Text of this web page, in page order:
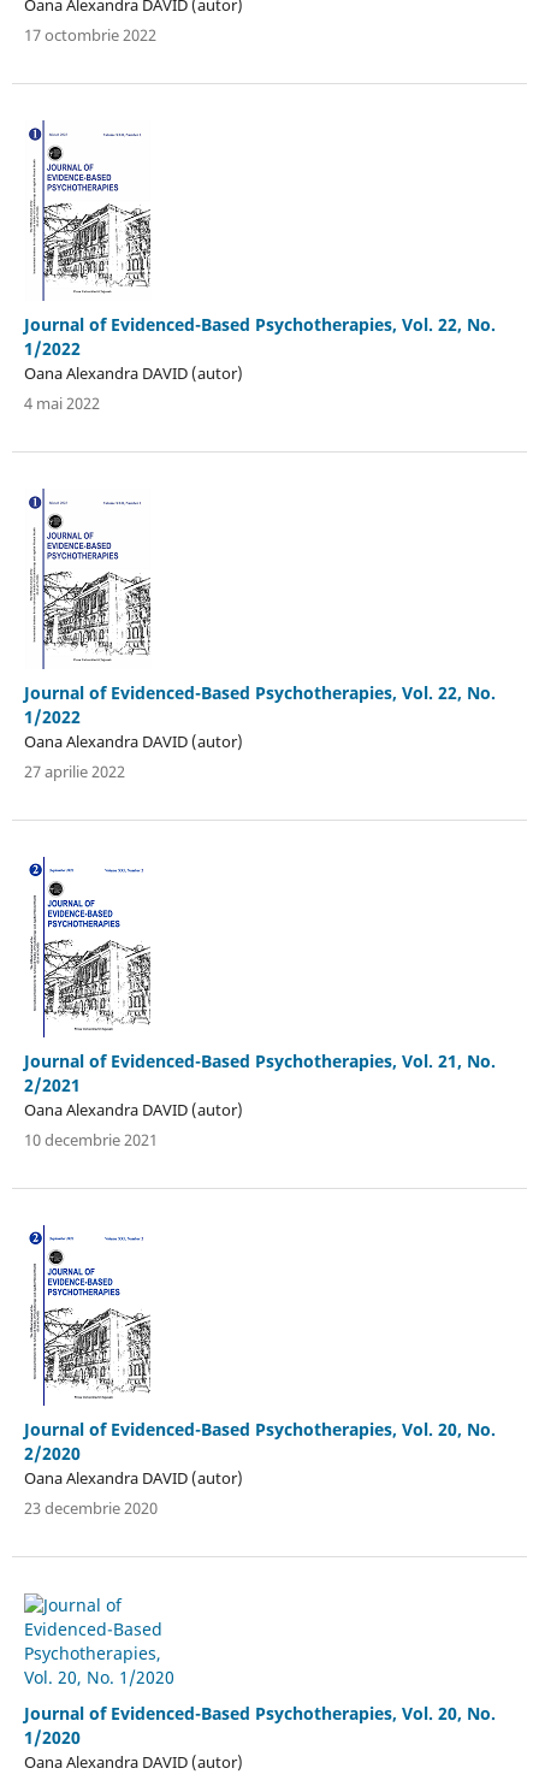
Oana Alexandra DAVID (autor)
17 octombrie 2022
Journal of Evidenced-Based Psychotherapies, Vol. 22, No.
1/2022
Oana Alexandra DAVID (autor)
4 mai 2022
Journal of Evidenced-Based Psychotherapies, Vol. 22, No.
1/2022
Oana Alexandra DAVID (autor)
27 aprilie 2022
Journal of Evidenced-Based Psychotherapies, Vol. 21, No.
2/2021
Oana Alexandra DAVID (autor)
10 decembrie 2021
Journal of Evidenced-Based Psychotherapies, Vol. 20, No.
2/2020
Oana Alexandra DAVID (autor)
23 decembrie 2020
Journal of Evidenced-Based Psychotherapies, Vol. 20, No.
1/2020
Oana Alexandra DAVID (autor)